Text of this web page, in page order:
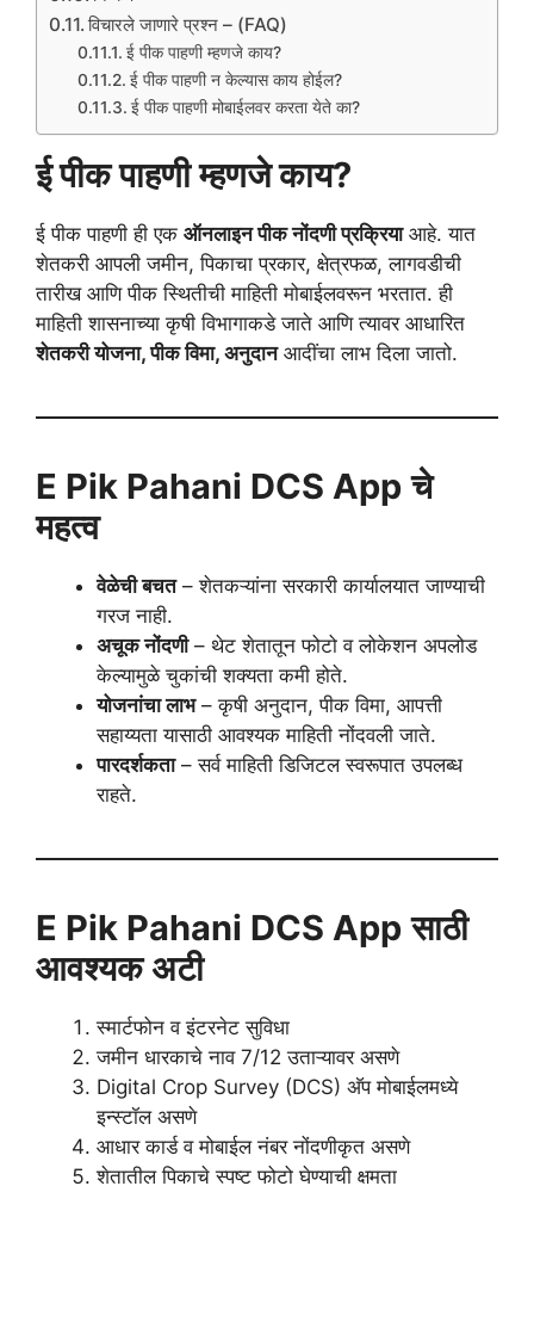
विचारले जाणारे प्रश्न – (FAQ)
ई पीक पाहणी म्हणजे काय?
ई पीक पाहणी न केल्यास काय होईल?
ई पीक पाहणी मोबाईलवर करता येते का?
ई पीक पाहणी म्हणजे काय?
ई पीक पाहणी ही एक ऑनलाइन पीक नोंदणी प्रक्रियाआहे. यात
शेतकरी आपली जमीन, पिकाचा प्रकार, क्षेत्रफळ, लागवडीची
तारीख आणि पीक स्थितीची माहिती मोबाईलवरून भरतात. ही
माहिती शासनाच्या कृषी विभागाकडे जाते आणि त्यावर आधारित
शेतकरी योजना, पीक विमा, अनुदानआदींचा लाभ दिला जातो.
E Pik Pahani DCS App चे
महत्व
वेळेची बचत– शेतकऱ्यांना सरकारी कार्यालयात जाण्याची
गरज नाही.
अचूक नोंदणी– थेट शेतातून फोटो व लोकेशन अपलोड
केल्यामुळे चुकांची शक्यता कमी होते.
योजनांचा लाभ– कृषी अनुदान, पीक विमा, आपत्ती
सहाय्यता यासाठी आवश्यक माहिती नोंदवली जाते.
पारदर्शकता– सर्व माहिती डिजिटल स्वरूपात उपलब्ध
राहते.
E Pik Pahani DCS App साठी
आवश्यक अटी
स्मार्टफोन व इंटरनेट सुविधा
जमीन धारकाचे नाव 7/12 उताऱ्यावर असणे
Digital Crop Survey (DCS) अ‍ॅप मोबाईलमध्ये
इन्स्टॉल असणे
आधार कार्ड व मोबाईल नंबर नोंदणीकृत असणे
शेतातील पिकाचे स्पष्ट फोटो घेण्याची क्षमता